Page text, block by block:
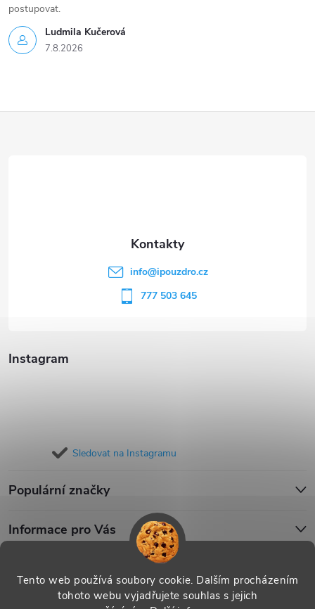
Tento web používá soubory cookie. Dalším procházením
tohoto webu vyjadřujete souhlas s jejich
Ludmila Kučerová
7.8.2026
postupovat.
Instagram
Sledovat na Instagramu
Populární značky
Informace pro Vás
info@ipouzdro.cz
777 503 645